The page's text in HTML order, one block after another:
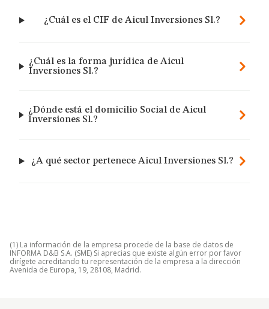
¿Cuál es el CIF de Aicul Inversiones Sl.?
¿Cuál es la forma jurídica de Aicul
Inversiones Sl.?
¿Dónde está el domicilio Social de Aicul
Inversiones Sl.?
¿A qué sector pertenece Aicul Inversiones Sl.?
(1) La información de la empresa procede de la base de datos de
INFORMA D&B S.A. (SME) Si aprecias que existe algún error por favor
dirígete acreditando tu representación de la empresa a la dirección
Avenida de Europa, 19, 28108, Madrid.